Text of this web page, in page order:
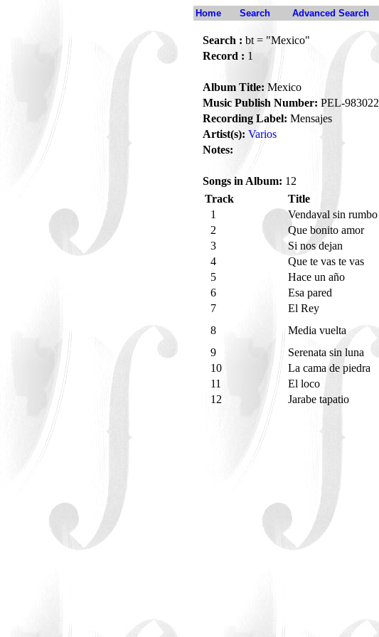
Home Search Advanced Search
Search : bt = "Mexico"
Record : 1
Album Title: Mexico
Music Publish Number: PEL-983022
Recording Label: Mensajes
Artist(s): Varios
Notes:
Songs in Album: 12
Track
Title
1
Vendaval sin rumbo
2
Que bonito amor
3
Si nos dejan
4
Que te vas te vas
5
Hace un año
6
Esa pared
7
El Rey
8
Media vuelta
9
Serenata sin luna
10
La cama de piedra
11
El loco
12
Jarabe tapatio